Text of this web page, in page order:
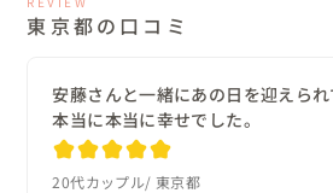
東京都の口コミ
安藤さんと一緒にあの日を迎えられ
本当に本当に幸せでした。
20代カップル 東京都